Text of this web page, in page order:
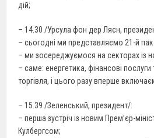
дій;
– 14.30 /Урсула фон дер Ляєн,
– сьогодні ми представляємо 21-й
– ми зосереджуємося на секторах із
– саме: енергетика, фінансові
торгівля, і цього разу вперше
– 15.39 /Зеленський, президент/:
– перша зустріч із новим Прем’єр-
Кулбергсом;